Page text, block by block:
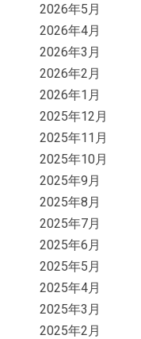
2026年5月
2026年4月
2026年3月
2026年2月
2026年1月
2025年12月
2025年11月
2025年10月
2025年9月
2025年8月
2025年7月
2025年6月
2025年5月
2025年4月
2025年3月
2025年2月